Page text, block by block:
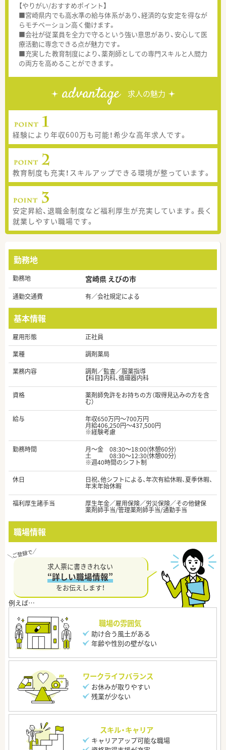
【やりがい/おすすめポイント】
■宮崎県内でも高水準の給与体系があり、経済的な安定を得なが
らモチベーション高く働けます。
■会社が従業員を全力で守るという強い意思があり、安心して医
療活動に専念できる点が魅力です。
■充実した教育制度により、薬剤師としての専門スキルと人間力
の両方を高めることができます。
advantage 求人の魅力
経験により年収600万も可能！希少な高年求人です。
教育制度も充実！スキルアップできる環境が整っています。
安定昇給、退職金制度など福利厚生が充実しています。長く
就業しやすい職場です。
勤務地
勤務地 宮崎県 えびの市
通勤交通費 有／会社規定による
基本情報
雇用形態
正社員
業種
調剤薬局
業務内容
調剤／監査／服薬指導
【科目】内科、循環器内科
資格
薬剤師免許をお持ちの方（取得見込みの方を含
む）
給与
年収650万円～700万円
月給406,250円～437,500円
※経験考慮
勤務時間
月～金 08:30～18:00(休憩60分)
土 08:30～12:30(休憩00分)
※週40時間のシフト制
休日
日祝、他シフトによる、年次有給休暇、夏季休暇、
年末年始休暇
福利厚生諸手当
厚生年金／雇用保険／労災保険／その他健保
薬剤師手当/管理薬剤師手当/通勤手当
職場情報
求人票に書ききれない
“詳しい職場情報”
をお伝えします！
職場の雰囲気
助け合う風土がある
年齢や性別の壁がない
ワークライフバランス
お休みが取りやすい
残業が少ない
スキル・キャリア
キャリアアップ可能な職場